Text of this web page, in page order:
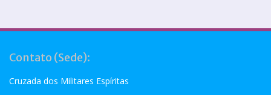
Contato (Sede):
Cruzada dos Militares Espíritas